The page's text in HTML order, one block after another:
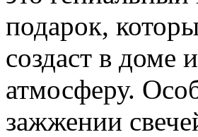
подарок,
создаст в доме
атмосферу.
зажжении